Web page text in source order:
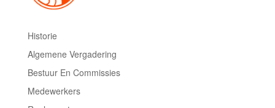
Historie
Algemene Vergadering
Bestuur En Commissies
Medewerkers